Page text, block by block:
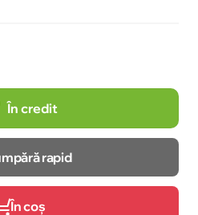
În credit
rapid
În coș